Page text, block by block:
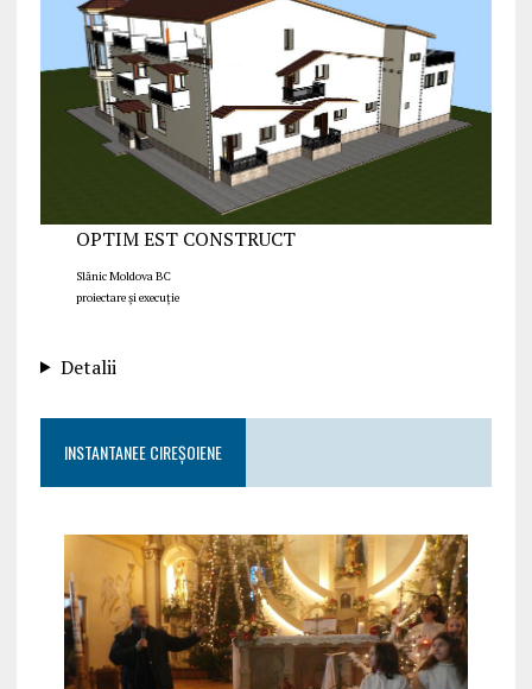
OPTIM EST CONSTRUCT
Slănic Moldova BC
proiectare și execuție
Detalii
INSTANTANEE CIREȘOIENE